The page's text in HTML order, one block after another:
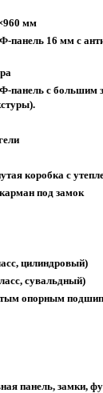
мм
панель 16 мм с
панель с большим
коробка с
карман под замок
цилиндровый)
сувальдный)
опорным
панель, замки,